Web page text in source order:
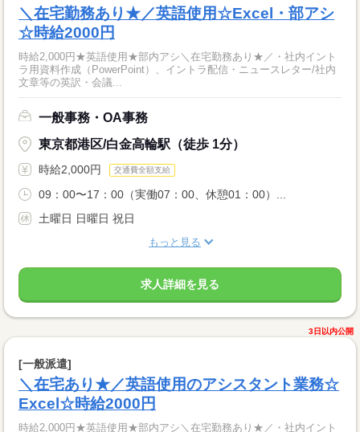
＼在宅勤務あり★／英語使用☆Excel・部アシ
☆時給2000円
時給2,000円★英語使用★部内アシ＼在宅勤務あり★／・社内イント
ラ用資料作成（PowerPoint）、イントラ配信・ニュースレター/社内
文章等の英訳・会議...
一般事務・OA事務
東京都港区/白金高輪駅（徒歩 1分）
時給2,000円 交通費全額支給
09：00〜17：00（実働07：00、休憩01：00）...
土曜日 日曜日 祝日
もっと見る
求人詳細を見る
3日以内公開
[一般派遣]
＼在宅あり★／英語使用のアシスタント業務☆
Excel☆時給2000円
時給2,000円★英語使用★部内アシ＼在宅勤務あり★／・社内イント